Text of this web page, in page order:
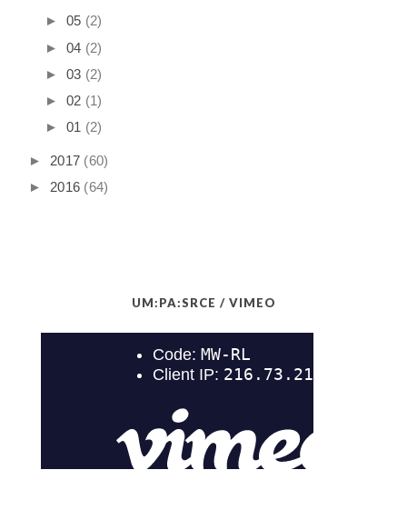
► 05 (2)
► 04 (2)
► 03 (2)
► 02 (1)
► 01 (2)
► 2017 (60)
► 2016 (64)
UM:PA:SRCE / VIMEO